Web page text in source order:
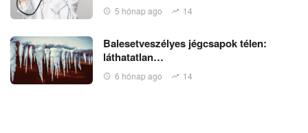
5 hónap ago 14
Balesetveszélyes jégcsapok télen:
láthatatlan…
6 hónap ago 14